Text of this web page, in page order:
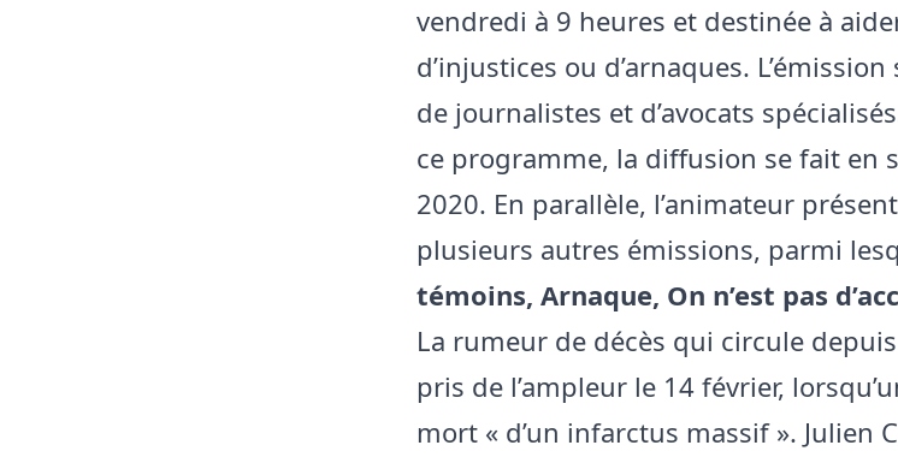
vendredi à 9 heures et destinée à
d’injustices ou d’arnaques.
de journalistes et d’avocats
ce programme, la diffusion se fait en
2020. En parallèle, l’animateur
plusieurs autres émissions, parmi
témoins, Arnaque, On n’est pas
La rumeur de décès qui circule
pris de l’ampleur le 14 février,
mort « d’un infarctus massif ». Julien